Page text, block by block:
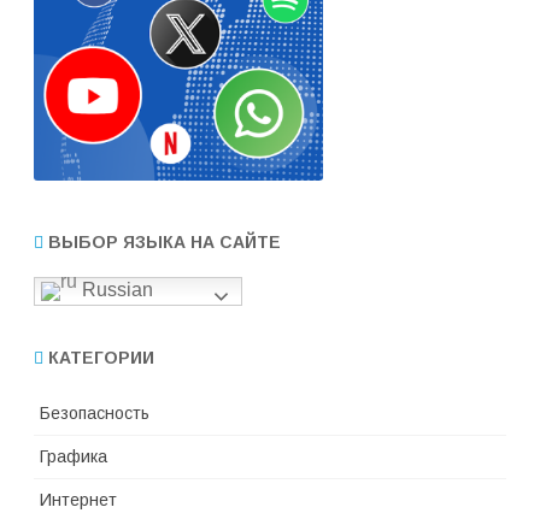
ВЫБОР ЯЗЫКА НА САЙТЕ
Russian
КАТЕГОРИИ
Безопасность
Графика
Интернет